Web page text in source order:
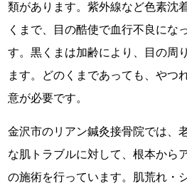
類があります。紫外線など色素沈
くまで、目の酷使で血行不良にな
す。黒くまは加齢により、目の周
ます。どのくまであっても、やつ
意が必要です。
金沢市のリアン鍼灸接骨院では、
な肌トラブルに対して、根本から
の施術を行っています。肌荒れ・